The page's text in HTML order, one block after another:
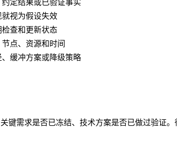
定结果或已验证事实
视为假设失效
查和更新状态
点、资源和时间
缓冲方案或降级策略
需求是否已冻结、技术方案是否已做过验证